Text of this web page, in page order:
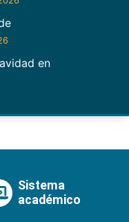
en
Sistema
académico